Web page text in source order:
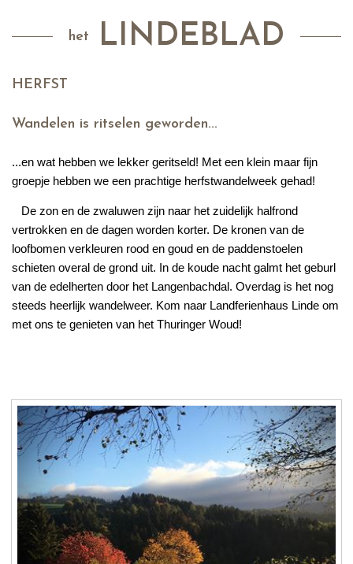
het LINDEBLAD
HERFST
Wandelen is ritselen geworden...
...en wat hebben we lekker geritseld! Met een klein maar fijn
groepje hebben we een prachtige herfstwandelweek gehad!
De zon en de zwaluwen zijn naar het zuidelijk halfrond
vertrokken en de dagen worden korter. De kronen van de
loofbomen verkleuren rood en goud en de paddenstoelen
schieten overal de grond uit. In de koude nacht galmt het geburl
van de edelherten door het Langenbachdal. Overdag is het nog
steeds heerlijk wandelweer. Kom naar Landferienhaus Linde om
met ons te genieten van het Thuringer Woud!